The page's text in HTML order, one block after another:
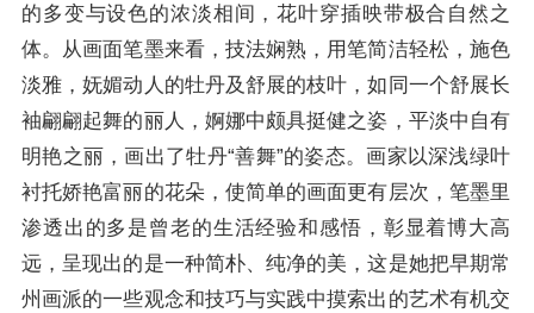
的多变与设色的浓淡相间，花叶穿插映带极合自然之
体。从画面笔墨来看，技法娴熟，用笔简洁轻松，施色
淡雅，妩媚动人的牡丹及舒展的枝叶，如同一个舒展长
袖翩翩起舞的丽人，婀娜中颇具挺健之姿，平淡中自有
明艳之丽，画出了牡丹“善舞”的姿态。画家以深浅绿叶
衬托娇艳富丽的花朵，使简单的画面更有层次，笔墨里
渗透出的多是曾老的生活经验和感悟，彰显着博大高
远，呈现出的是一种简朴、纯净的美，这是她把早期常
州画派的一些观念和技巧与实践中摸索出的艺术有机交